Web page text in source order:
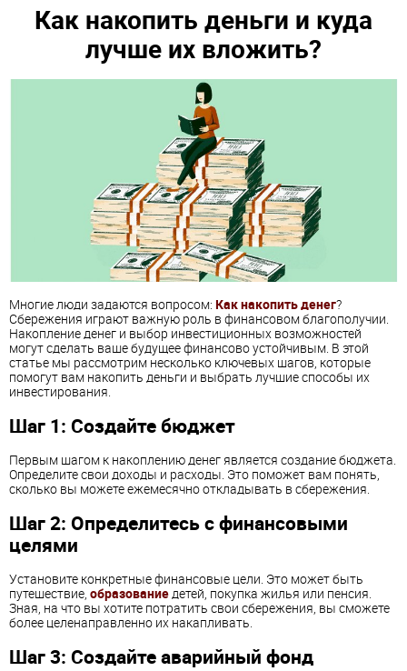
Как накопить деньги и куда
лучше их вложить?
Многие люди задаются вопросом: Как накопить денег?
Сбережения играют важную роль в финансовом благополучии.
Накопление денег и выбор инвестиционных возможностей
могут сделать ваше будущее финансово устойчивым. В этой
статье мы рассмотрим несколько ключевых шагов, которые
помогут вам накопить деньги и выбрать лучшие способы их
инвестирования.
Шаг 1: Создайте бюджет
Первым шагом к накоплению денег является создание бюджета.
Определите свои доходы и расходы. Это поможет вам понять,
сколько вы можете ежемесячно откладывать в сбережения.
Шаг 2: Определитесь с финансовыми
целями
Установите конкретные финансовые цели. Это может быть
путешествие, образование детей, покупка жилья или пенсия.
Зная, на что вы хотите потратить свои сбережения, вы сможете
более целенаправленно их накапливать.
Шаг 3: Создайте аварийный фонд